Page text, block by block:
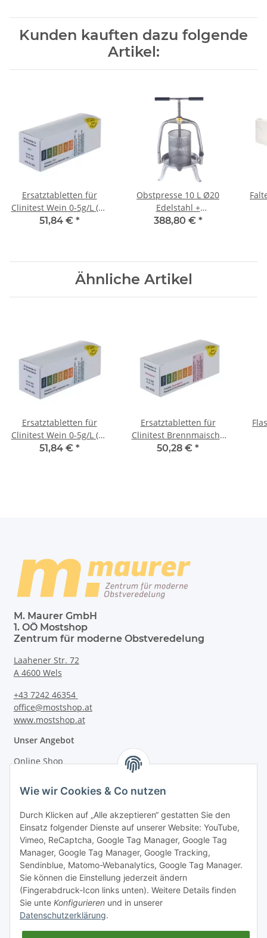
Kunden kauften dazu folgende
Artikel:
Ersatztabletten für
Clinitest Wein 0-5g/L (36
Stk.)
51,84 € *
Obstpresse 10 L Ø20
Edelstahl +
Edelstahlkorb
388,80 € *
Ähnliche Artikel
Ersatztabletten für
Clinitest Wein 0-5g/L (36
Stk.)
51,84 € *
Ersatztabletten für
Clinitest Brennmaische
0-10g/L (36 Stk.)
50,28 € *
M. Maurer GmbH
1. OÖ Mostshop
Zentrum für moderne Obstveredelung
Laahener Str. 72
A 4600 Wels
+43 7242 46354
office@mostshop.at
www.mostshop.at
Unser Angebot
Online Shop
Informationen
Gesetzliche Informationen
Wie wir Cookies & Co nutzen
Durch Klicken auf „Alle akzeptieren“ gestatten Sie den
Einsatz folgender Dienste auf unserer Website: YouTube,
Vimeo, ReCaptcha, Google Tag Manager, Google Tag
Manager, Google Tag Manager, Google Tracking,
Sendinblue, Matomo-Webanalytics, Google Tag Manager.
Sie können die Einstellung jederzeit ändern
(Fingerabdruck-Icon links unten). Weitere Details finden
Sie unte Konfigurieren und in unserer
Datenschutzerklärung.